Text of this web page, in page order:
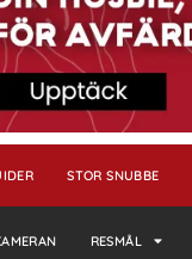
STOR SNUBBE
RESMÅL